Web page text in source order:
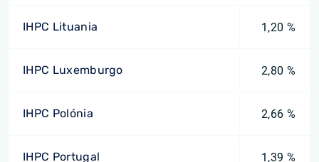
IHPC Lituania 1,20 %
IHPC Luxemburgo 2,80 %
IHPC Polónia 2,66 %
IHPC Portugal 1,39 %